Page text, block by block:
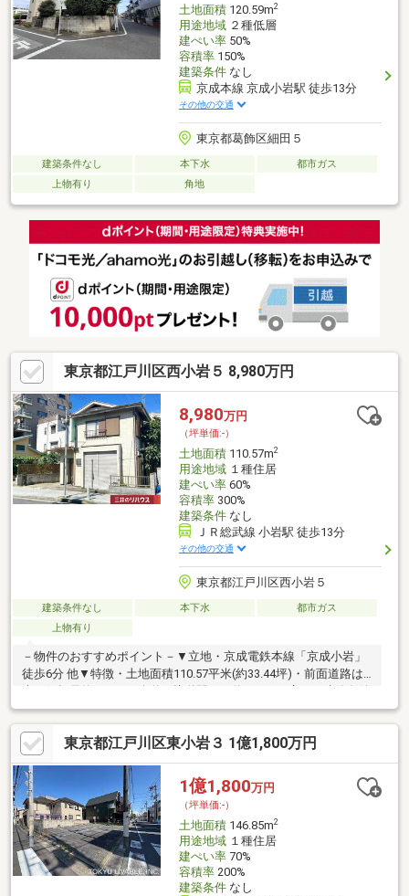
土地面積120.59m2
用途地域２種低層
建ぺい率50%
容積率150%
建築条件なし
京成本線 京成小岩駅 徒歩13分
その他の交通
東京都葛飾区細田５
建築条件なし 本下水
都市ガス
上物有り
角地
東京都江戸川区西小岩５ 8,980万円
8,980万円
（坪単価:-）
土地面積110.57m2
用途地域１種住居
建ぺい率60%
容積率300%
建築条件なし
ＪＲ総武線 小岩駅 徒歩13分
その他の交通
東京都江戸川区西小岩５
建築条件なし 本下水
都市ガス
上物有り
－物件のおすすめポイント－▼立地・京成電鉄本線「京成小岩」
徒歩6分 他▼特徴・土地面積110.57平米(約33.44坪)・前面道路は
付土地ではありません お好きなハウスメーカーで建築可能・現
況古家有▼周辺環境・サミットストア西小岩店 徒歩4分(約
290m)・ファミリーマート江戸川西小岩五丁目店 徒歩2分(約
110m)・北小岩小学校 徒歩9分(約650m)■ ご希望の住まい探しを
お手伝いします ━━━━━・・・物件の詳細・ご相談はお気軽に
お問い合わせください。
東京都江戸川区東小岩３ 1億1,800万円
1億1,800万円
（坪単価:-）
土地面積146.85m2
用途地域１種住居
建ぺい率70%
容積率200%
建築条件なし